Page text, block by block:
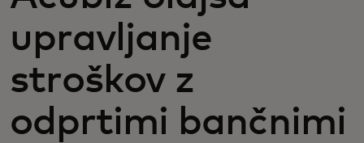
Za inovatorje
Novice in trendi
upravljanje
stroškov z
odprtimi bančnimi